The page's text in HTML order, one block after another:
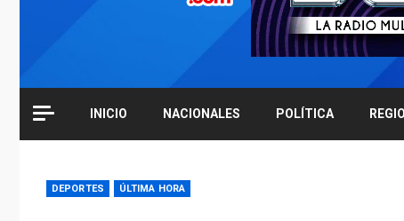
INICIO NACIONALES POLÍTICA
DEPORTES ÚLTIMA HORA